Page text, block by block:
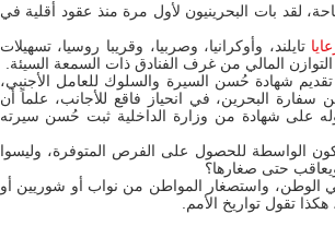
لقد بات البحرينيون لأول مرة منذ عقود أقلية في
تايلند، وأوكرانيا، وصربيا، وقريبا روسيا، تسهيلات
المالي من غرف الفنادق ذات السمعة السيئة.
مقترحاً باشتراط تقديم شهادة حُسن السيرة والسلوك للعامل الأجنبي،
البحرين، في انحياز فاقع للأجانب، علماً أن
على شهادة من وزارة الداخلية ثبت حُسن سيرته
الواسطة للحصول على الفرص المتوفرة، وليسوا
حتى صغارها؟
الوطن، واستصغار المواطن من نواب أو شوريين أو
تقول تواريخ الأمم.